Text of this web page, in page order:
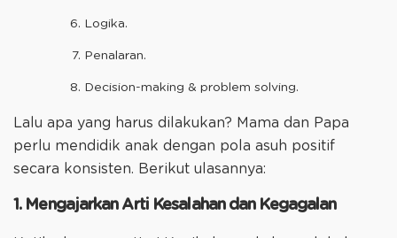
Logika.
Penalaran.
Decision-making & problem solving.
Lalu apa yang harus dilakukan? Mama dan Papa
perlu mendidik anak dengan pola asuh positif
secara konsisten. Berikut ulasannya:
1. Mengajarkan Arti Kesalahan dan Kegagalan